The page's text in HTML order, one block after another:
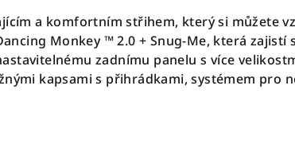
a komfortním střihem, který si můžete
Monkey ™ 2.0 + Snug-Me, která
zadnímu panelu s více
kapsami s přihrádkami, systémem pro